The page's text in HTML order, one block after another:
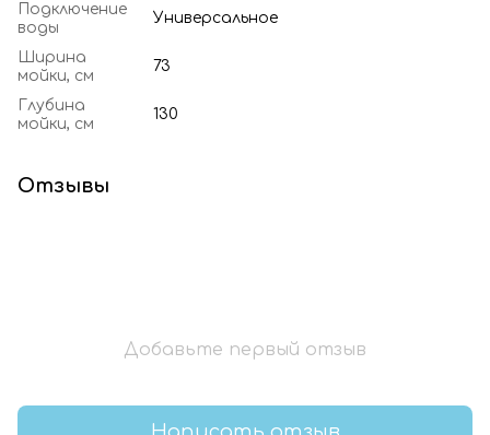
Подключение
воды
Универсальное
Ширина
мойки, см
73
Глубина
мойки, см
130
Отзывы
Добавьте первый отзыв